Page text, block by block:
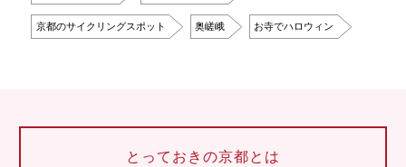
京都のサイクリングスポット 奥嵯峨 お寺でハロウィン
とっておきの京都とは